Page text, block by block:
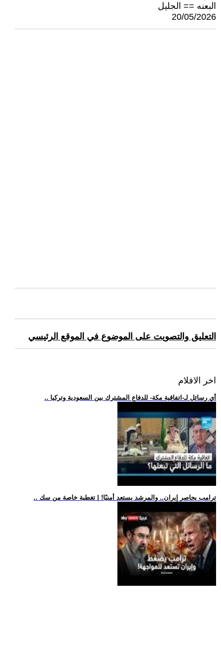
البعنه == الجليل
20/05/2026
التعليق والتصويت على الموضوع في الموقع الرئيسي
اخر الافلام
.. أي رسائل لـ-اتفاقية مكة- للدفاع المشترك بين السعودية وتركيا
.. ترامب يحاصر إيران.. والمرشد يستعد أمنيًا! | تغطية خاصة من سك